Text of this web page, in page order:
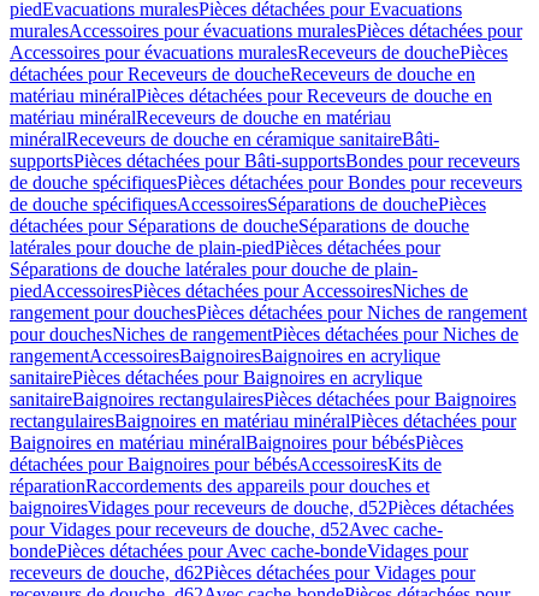
piedEvacuations muralesPièces détachées pour Evacuations
muralesAccessoires pour évacuations muralesPièces détachées pour
Accessoires pour évacuations muralesReceveurs de douchePièces
détachées pour Receveurs de doucheReceveurs de douche en
matériau minéralPièces détachées pour Receveurs de douche en
matériau minéralReceveurs de douche en matériau
minéralReceveurs de douche en céramique sanitaireBâti-
supportsPièces détachées pour Bâti-supportsBondes pour receveurs
de douche spécifiquesPièces détachées pour Bondes pour receveurs
de douche spécifiquesAccessoiresSéparations de douchePièces
détachées pour Séparations de doucheSéparations de douche
latérales pour douche de plain-piedPièces détachées pour
Séparations de douche latérales pour douche de plain-
piedAccessoiresPièces détachées pour AccessoiresNiches de
rangement pour douchesPièces détachées pour Niches de rangement
pour douchesNiches de rangementPièces détachées pour Niches de
rangementAccessoiresBaignoiresBaignoires en acrylique
sanitairePièces détachées pour Baignoires en acrylique
sanitaireBaignoires rectangulairesPièces détachées pour Baignoires
rectangulairesBaignoires en matériau minéralPièces détachées pour
Baignoires en matériau minéralBaignoires pour bébésPièces
détachées pour Baignoires pour bébésAccessoiresKits de
réparationRaccordements des appareils pour douches et
baignoiresVidages pour receveurs de douche, d52Pièces détachées
pour Vidages pour receveurs de douche, d52Avec cache-
bondePièces détachées pour Avec cache-bondeVidages pour
receveurs de douche, d62Pièces détachées pour Vidages pour